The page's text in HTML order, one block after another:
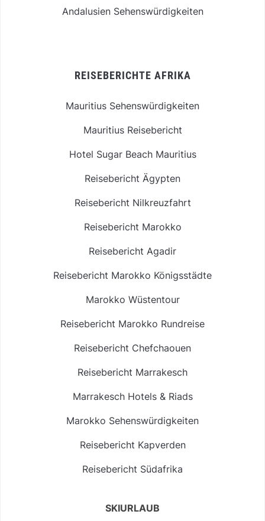
Andalusien Sehenswürdigkeiten
REISEBERICHTE AFRIKA
Mauritius Sehenswürdigkeiten
Mauritius Reisebericht
Hotel Sugar Beach Mauritius
Reisebericht Ägypten
Reisebericht Nilkreuzfahrt
Reisebericht Marokko
Reisebericht Agadir
Reisebericht Marokko Königsstädte
Marokko Wüstentour
Reisebericht Marokko Rundreise
Reisebericht Chefchaouen
Reisebericht Marrakesch
Marrakesch Hotels & Riads
Marokko Sehenswürdigkeiten
Reisebericht Kapverden
Reisebericht Südafrika
SKIURLAUB